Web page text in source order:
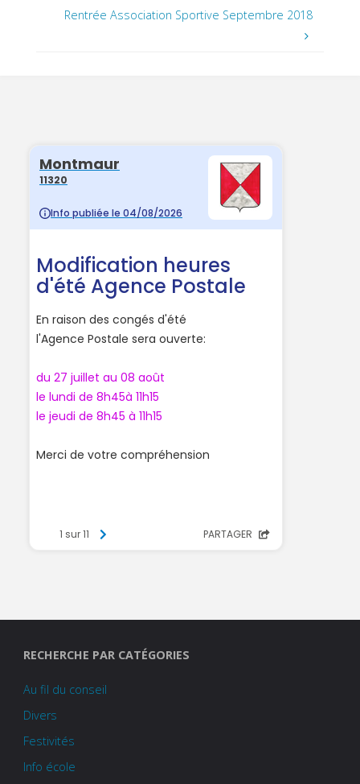
Rentrée Association Sportive Septembre 2018
RECHERCHE PAR CATÉGORIES
Au fil du conseil
Divers
Festivités
Info école